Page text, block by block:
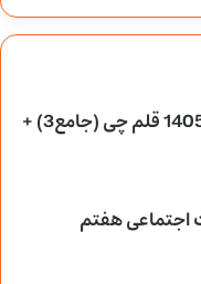
دانلود آزمون 5 تیر 1405 قلم چی (جامع3) +
اجتماعی هفتم